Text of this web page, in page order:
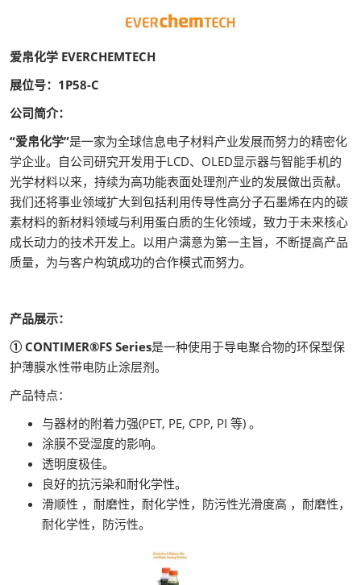
爱帛化学 EVERCHEMTECH
展位号：1P58-C
公司简介：
“爱帛化学”是一家为全球信息电子材料产业发展而努力的精密化
学企业。自公司研究开发用于LCD、OLED显示器与智能手机的
光学材料以来，持续为高功能表面处理剂产业的发展做出贡献。
我们还将事业领域扩大到包括利用传导性高分子石墨烯在内的碳
素材料的新材料领域与利用蛋白质的生化领域，致力于未来核心
成长动力的技术开发上。以用户满意为第一主旨，不断提高产品
质量，为与客户构筑成功的合作模式而努力。
产品展示：
① CONTIMER®FS Series是一种使用于导电聚合物的环保型保
护薄膜水性带电防止涂层剂。
产品特点：
与器材的附着力强(PET, PE, CPP, PI 等) 。
涂膜不受湿度的影响。
透明度极佳。
良好的抗污染和耐化学性。
滑顺性 ，耐磨性，耐化学性，防污性光滑度高 ，耐磨性，
耐化学性，防污性。